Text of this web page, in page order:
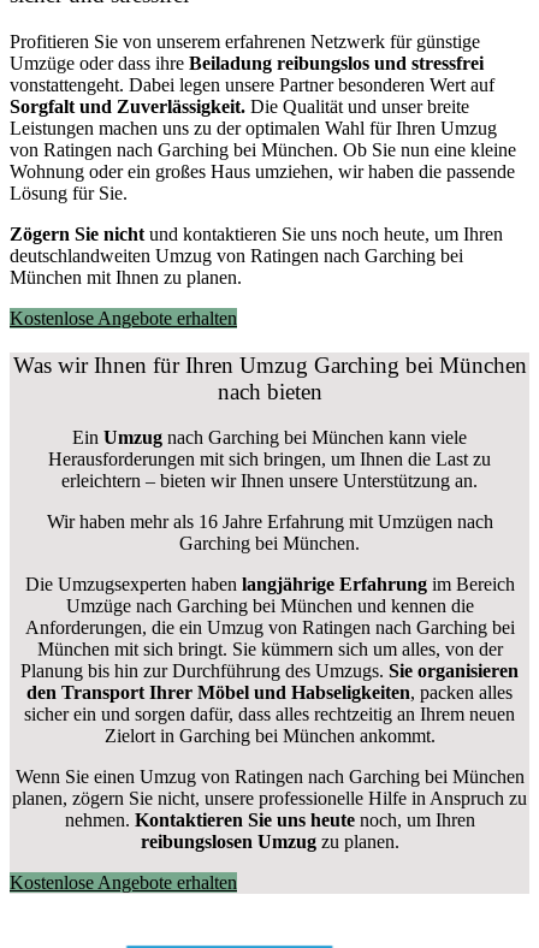
Profitieren Sie von unserem erfahrenen Netzwerk für günstige
Umzüge oder dass ihre Beiladung reibungslos und stressfrei
vonstattengeht. Dabei legen unsere Partner besonderen Wert auf
Sorgfalt und Zuverlässigkeit. Die Qualität und unser breite
Leistungen machen uns zu der optimalen Wahl für Ihren Umzug
von Ratingen nach Garching bei München. Ob Sie nun eine kleine
Wohnung oder ein großes Haus umziehen, wir haben die passende
Lösung für Sie.
Zögern Sie nicht und kontaktieren Sie uns noch heute, um Ihren
deutschlandweiten Umzug von Ratingen nach Garching bei
München mit Ihnen zu planen.
Kostenlose Angebote erhalten
Was wir Ihnen für Ihren Umzug Garching bei München
nach bieten
Ein Umzug nach Garching bei München kann viele
Herausforderungen mit sich bringen, um Ihnen die Last zu
erleichtern – bieten wir Ihnen unsere Unterstützung an.
Wir haben mehr als 16 Jahre Erfahrung mit Umzügen nach
Garching bei München.
Die Umzugsexperten haben langjährige Erfahrungim Bereich
Umzüge nach Garching bei München und kennen die
Anforderungen, die ein Umzug von Ratingen nach Garching bei
München mit sich bringt. Sie kümmern sich um alles, von der
Planung bis hin zur Durchführung des Umzugs. Sie organisieren
den Transport Ihrer Möbel und Habseligkeiten, packen alles
sicher ein und sorgen dafür, dass alles rechtzeitig an Ihrem neuen
Zielort in Garching bei München ankommt.
Wenn Sie einen Umzug von Ratingen nach Garching bei München
planen, zögern Sie nicht, unsere professionelle Hilfe in Anspruch zu
nehmen. Kontaktieren Sie uns heutenoch, um Ihren
reibungslosen Umzugzu planen.
Kostenlose Angebote erhalten